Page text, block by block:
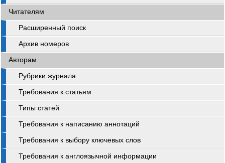
Читателям
Расширенный поиск
Архив номеров
Авторам
Рубрики журнала
Требования к статьям
Типы статей
Требования к написанию аннотаций
Требования к выбору ключевых слов
Требования к англоязычной информации